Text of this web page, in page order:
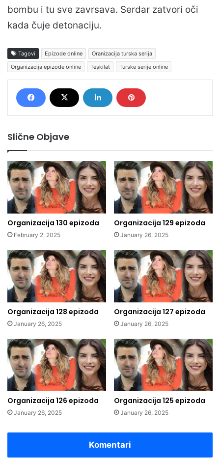
bombu i tu sve zavrsava. Serdar zatvori oči
kada čuje detonaciju.
Tagovi Epizode online
Oranizacija turska serija
Organizacija epizode online
Teşkilat Turske serije online
Slične Objave
Organizacija 130 epizoda
February 2, 2025
Organizacija 129 epizoda
January 26, 2025
Organizacija 128 epizoda
January 26, 2025
Organizacija 127 epizoda
January 26, 2025
Organizacija 126 epizoda
January 26, 2025
Organizacija 125 epizoda
January 26, 2025
Komentari